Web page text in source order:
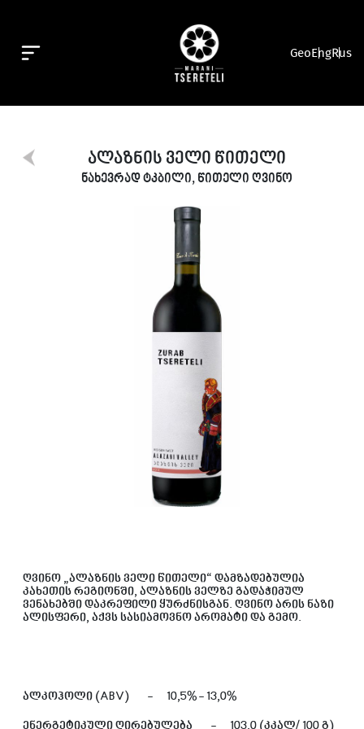
GeoEngRus
ᲐᲚᲐᲖᲜᲘᲡ ᲕᲔᲚᲘ ᲬᲘᲗᲔᲚᲘ
ნახევრად ტკბილი, წითელი ღვინო
ღვინო „ალაზნის ველი წითელი“ დამზადებულია
კახეთის რეგიონში, ალაზნის ველზე გადაჭიმულ
ვენახებში დაკრეფილი ყურძნისგან. ღვინო არის ნაზი
ალისფერი, აქვს სასიამოვნო არომატი და გემო.
ᲐᲚᲙᲝᲰᲝᲚᲘ (ABV) - 10,5% - 13,0%